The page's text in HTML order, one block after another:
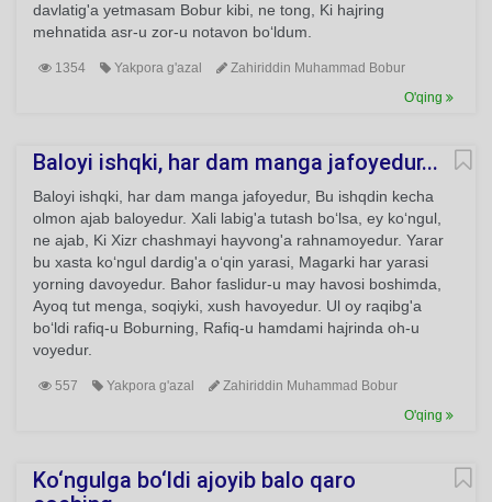
davlatig'a yetmasam Bobur kibi, ne tong, Ki hajring
mehnatida asr-u zor-u notavon bo‘ldum.
1354 Yakpora g'azal
Zahiriddin Muhammad Bobur
O'qing
Baloyi ishqki, har dam manga jafoyedur...
Baloyi ishqki, har dam manga jafoyedur, Bu ishqdin kecha
olmon ajab baloyedur. Xali labig'a tutash bo‘lsa, ey ko‘ngul,
ne ajab, Ki Xizr chashmayi hayvong'a rahnamoyedur. Yarar
bu xasta ko‘ngul dardig'a o‘qin yarasi, Magarki har yarasi
yorning davoyedur. Bahor faslidur-u may havosi boshimda,
Ayoq tut menga, soqiyki, xush havoyedur. Ul oy raqibg'a
bo‘ldi rafiq-u Boburning, Rafiq-u hamdami hajrinda oh-u
voyedur.
557 Yakpora g'azal
Zahiriddin Muhammad Bobur
O'qing
Ko‘ngulga bo‘ldi ajoyib balo qaro